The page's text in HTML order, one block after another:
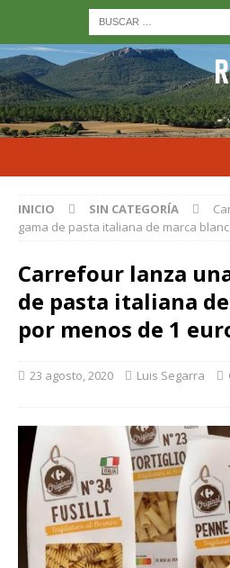
INICIO SIN CATEGORÍA
gama de pasta italiana de marca
Carrefour lanza
de pasta italiana
por menos de 1
23 agosto, 2020 Luis Segarra